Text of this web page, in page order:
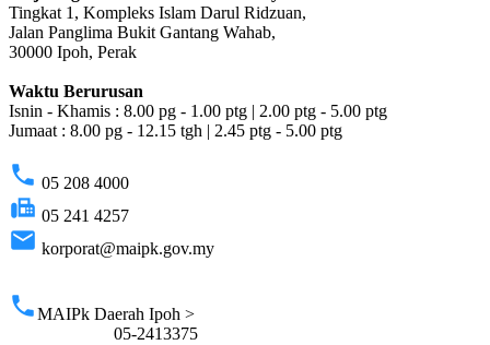
Tingkat 1, Kompleks Islam Darul Ridzuan,
Jalan Panglima Bukit Gantang Wahab,
30000 Ipoh, Perak
Waktu Berurusan
Isnin - Khamis : 8.00 pg - 1.00 ptg | 2.00 ptg - 5.00 ptg
Jumaat : 8.00 pg - 12.15 tgh | 2.45 ptg - 5.00 ptg
phone 05 208 4000
fax 05 241 4257
email korporat@maipk.gov.my
phoneMAIPk Daerah Ipoh >
05-2413375